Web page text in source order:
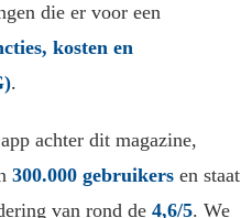
die er voor een
kosten en
.
achter dit magazine,
300.000 gebruikers en staat
van rond de 4,6/5. We